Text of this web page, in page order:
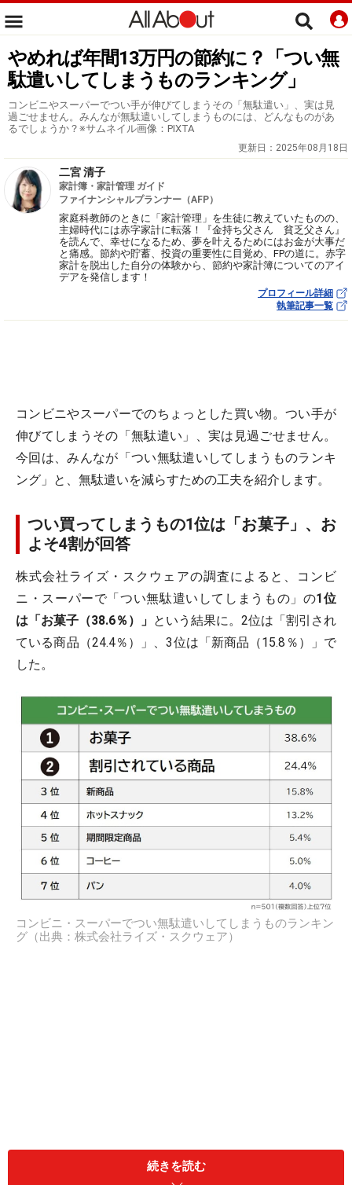
やめれば年間13万円の節約に？「つい無
駄遣いしてしまうものランキング」
コンビニやスーパーでつい手が伸びてしまうその「無駄遣い」、実は見
過ごせません。みんなが無駄遣いしてしまうものには、どんなものがあ
るでしょうか？※サムネイル画像：PIXTA
更新日： 2025年08月18日
二宮 清子
家計簿・家計管理 ガイド
ファイナンシャルプランナー（AFP）
家庭科教師のときに「家計管理」を生徒に教えていたものの、
主婦時代には赤字家計に転落！『金持ち父さん 貧乏父さん』
を読んで、幸せになるため、夢を叶えるためにはお金が大事だ
と痛感。節約や貯蓄、投資の重要性に目覚め、FPの道に。赤字
家計を脱出した自分の体験から、節約や家計簿についてのアイ
デアを発信します！
プロフィール詳細
執筆記事一覧
コンビニやスーパーでのちょっとした買い物。つい手が
伸びてしまうその「無駄遣い」、実は見過ごせません。
今回は、みんなが「つい無駄遣いしてしまうものランキ
ング」と、無駄遣いを減らすための工夫を紹介します。
つい買ってしまうもの1位は「お菓子」、お
よそ4割が回答
株式会社ライズ・スクウェアの調査によると、コンビ
ニ・スーパーで「つい無駄遣いしてしまうもの」の1位
は「お菓子（38.6％）」 という結果に。2位は「割引され
ている商品（24.4％）」、3位は「新商品（15.8％）」で
した。
コンビニ・スーパーでつい無駄遣いしてしまうものランキン
グ（出典：株式会社ライズ・スクウェア）
続きを読む